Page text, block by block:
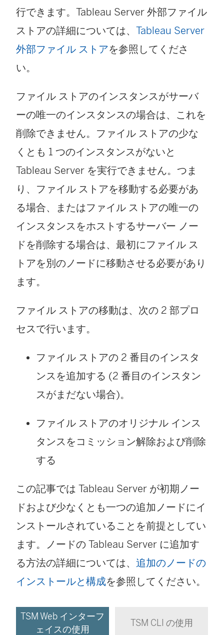
行できます。Tableau Server 外部ファイル
ストアの詳細については、 Tableau Server
外部ファイル ストアを参照してくださ
い。
ファイル ストアのインスタンスがサーバ
ーの唯一のインスタンスの場合は、これを
削除できません。ファイル ストアの少な
くとも 1 つのインスタンスがないと
Tableau Server を実行できません。つま
り、ファイル ストアを移動する必要があ
る場合、またはファイル ストアの唯一の
インスタンスをホストするサーバー ノー
ドを削除する場合は、最初にファイル ス
トアを別のノードに移動させる必要があり
ます。
ファイル ストアの移動は、次の 2 部プロ
セスで行います。
ファイル ストアの 2 番目のインスタ
ンスを追加する (2 番目のインスタン
スがまだない場合)。
ファイル ストアのオリジナル インス
タンスをコミッション解除および削除
する
この記事では Tableau Server が初期ノー
ドおよび少なくとも一つの追加ノードにイ
ンストールされていることを前提としてい
ます。ノードの Tableau Server に追加す
る方法の詳細については、 追加のノードの
インストールと構成を参照してください。
TSM Web インターフ
ェイスの使用
TSM CLI の使用